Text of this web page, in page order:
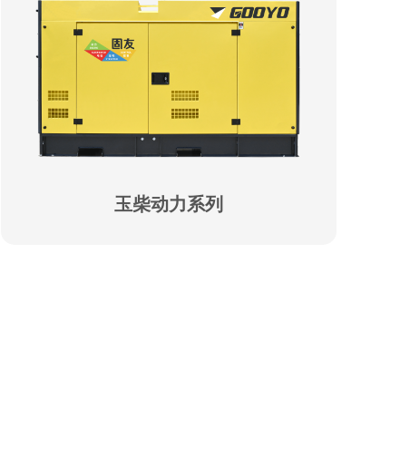
玉柴动力系列